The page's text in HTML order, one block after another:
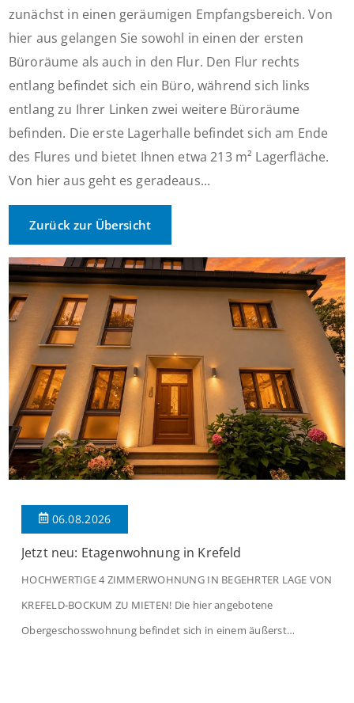
zunächst in einen geräumigen Empfangsbereich. Von
hier aus gelangen Sie sowohl in einen der ersten
Büroräume als auch in den Flur. Den Flur rechts
entlang befindet sich ein Büro, während sich links
entlang zu Ihrer Linken zwei weitere Büroräume
befinden. Die erste Lagerhalle befindet sich am Ende
des Flures und bietet Ihnen etwa 213 m² Lagerfläche.
Von hier aus geht es geradeaus...
Zurück zur Übersicht
06.08.2026
Jetzt neu: Etagenwohnung in Krefeld
HOCHWERTIGE 4 ZIMMERWOHNUNG IN BEGEHRTER LAGE VON
KREFELD-BOCKUM ZU MIETEN! Die hier angebotene
Obergeschosswohnung befindet sich in einem äußerst